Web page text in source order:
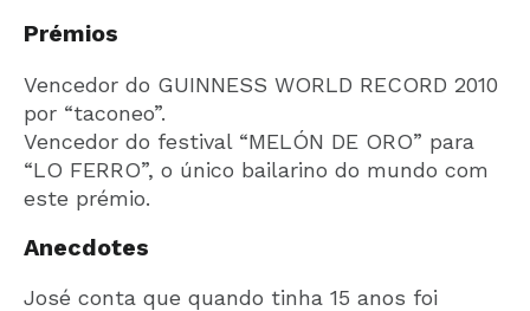
Prémios
Vencedor do GUINNESS WORLD RECORD 2010
por “taconeo”.
Vencedor do festival “MELÓN DE ORO” para
“LO FERRO”, o único bailarino do mundo com
este prémio.
Anecdotes
José conta que quando tinha 15 anos foi